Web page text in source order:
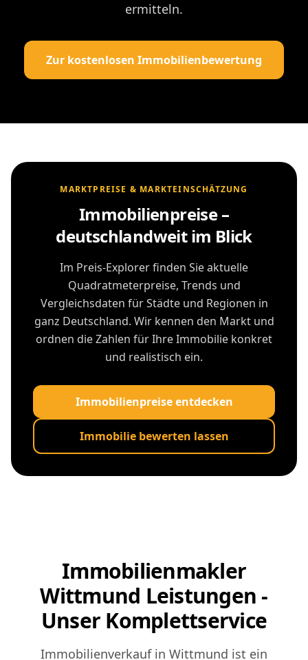
ermitteln.
Zur kostenlosen Immobilienbewertung
MARKTPREISE & MARKTEINSCHÄTZUNG
Immobilienpreise –
deutschlandweit im Blick
Im Preis-Explorer finden Sie aktuelle
Quadratmeterpreise, Trends und
Vergleichsdaten für Städte und Regionen in
ganz Deutschland. Wir kennen den Markt und
ordnen die Zahlen für Ihre Immobilie konkret
und realistisch ein.
Immobilienpreise entdecken
Immobilie bewerten lassen
Immobilienmakler
Wittmund Leistungen -
Unser Komplettservice
Immobilienverkauf in Wittmund ist ein